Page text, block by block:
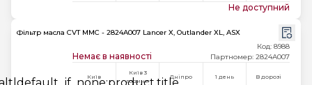
Не доступний
Фільтр масла CVT MMC - 2824A007 Lancer X, Outlander XL, ASX
Немає в наявності
Код: 8988
Партномер: 2824A007
Київ
Київ 3
години
Дніпро 1 день В дорозі